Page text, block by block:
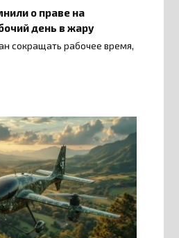
о праве на
день в жару
сокращать рабочее время,